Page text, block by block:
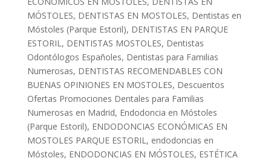
MÓSTOLES, DENTISTAS EN MOSTOLES, Dentistas en
Móstoles (Parque Estoril), DENTISTAS EN PARQUE
ESTORIL, DENTISTAS MOSTOLES, Dentistas
Odontólogos Españoles, Dentistas para Familias
Numerosas, DENTISTAS RECOMENDABLES CON
BUENAS OPINIONES EN MOSTOLES, Descuentos
Ofertas Promociones Dentales para Familias
Numerosas en Madrid, Endodoncia en Móstoles
(Parque Estoril), ENDODONCIAS ECONÓMICAS EN
MOSTOLES PARQUE ESTORIL, endodoncias en
Móstoles, ENDODONCIAS EN MÓSTOLES, ESTÉTICA